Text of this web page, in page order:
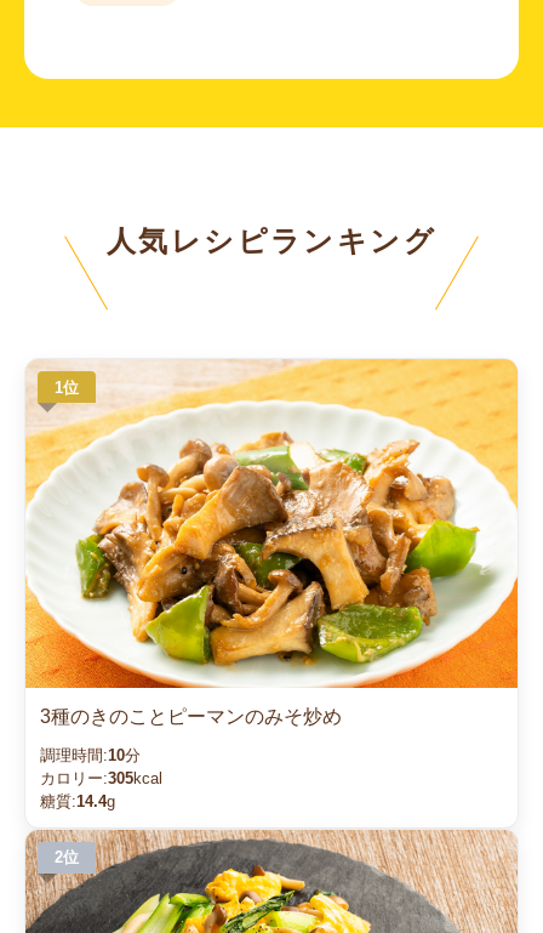
人気レシピランキング
3種のきのことピーマンのみそ炒め
調理時間:10分
カロリー:305kcal
糖質:14.4g